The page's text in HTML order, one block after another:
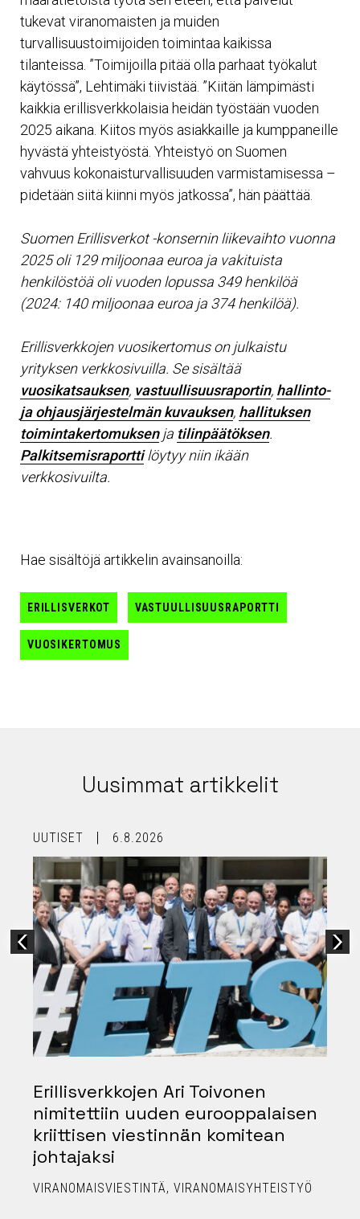
tukevat viranomaisten ja muiden
turvallisuustoimijoiden toimintaa kaikissa
tilanteissa. ”Toimijoilla pitää olla parhaat työkalut
käytössä”, Lehtimäki tiivistää. ”Kiitän lämpimästi
kaikkia erillisverkkolaisia heidän työstään vuoden
2025 aikana. Kiitos myös asiakkaille ja kumppaneille
hyvästä yhteistyöstä. Yhteistyö on Suomen
vahvuus kokonaisturvallisuuden varmistamisessa –
pidetään siitä kiinni myös jatkossa”, hän päättää.
Suomen Erillisverkot -konsernin liikevaihto vuonna
2025 oli 129 miljoonaa euroa ja vakituista
henkilöstöä oli vuoden lopussa 349 henkilöä
(2024: 140 miljoonaa euroa ja 374 henkilöä).
Erillisverkkojen vuosikertomus on julkaistu
yrityksen verkkosivuilla. Se sisältää
vuosikatsauksen, vastuullisuusraportin, hallinto-
ja ohjausjärjestelmän kuvauksen, hallituksen
toimintakertomuksenja tilinpäätöksen.
Palkitsemisraporttilöytyy niin ikään
verkkosivuilta.
Hae sisältöjä artikkelin avainsanoilla:
ERILLISVERKOT VASTUULLISUUSRAPORTTI
VUOSIKERTOMUS
Uusimmat artikkelit
UUTISET 6.8.2026
Erillisverkkojen Ari Toivonen
nimitettiin uuden eurooppalaisen
kriittisen viestinnän komitean
johtajaksi
VIRANOMAISVIESTINTÄ VIRANOMAISYHTEISTYÖ